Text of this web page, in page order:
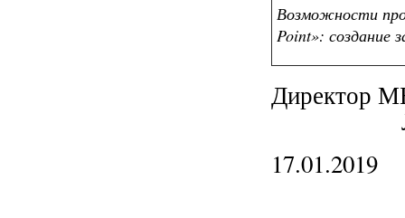
Возможности
Point»: создание
Директор
17.01.2019